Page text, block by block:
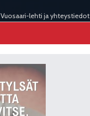
Vuosaari-lehti ja yhteystiedot